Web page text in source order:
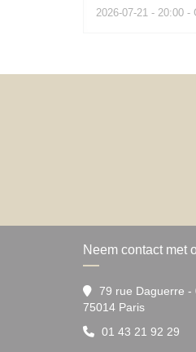
2026-07-21 - 20:00 -
Neem contact met
79 rue Daguerre -
75014 Paris((opent in
01 43 21 92 29